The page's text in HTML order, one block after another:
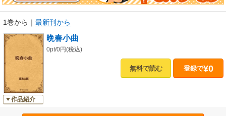
1巻から ｜ 最新刊から
作品紹介
晩春小曲
0pt/0円(税込)
無料で読む 登録で¥0